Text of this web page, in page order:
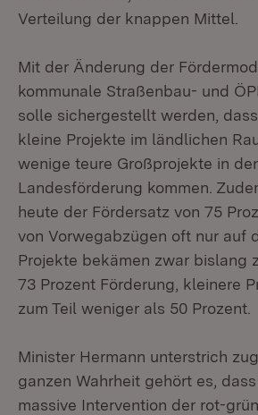
Verteilung der knappen Mittel.
Mit der Änderung der
kommunale Straßenbau- und
solle sichergestellt werden,
kleine Projekte im ländlichen
wenige teure Großprojekte in
Landesförderung kommen.
heute der Fördersatz von 75
von Vorwegabzügen oft nur auf
Projekte bekämen zwar bislang
73 Prozent Förderung, kleinere
zum Teil weniger als 50 Prozent.
Minister Hermann unterstrich
ganzen Wahrheit gehört es,
massive Intervention der rot-